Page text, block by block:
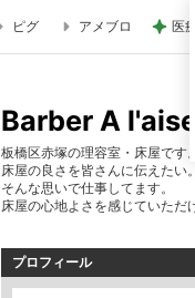
ピグ アメブロ 医
Barber A l'aise
板橋区赤塚の理容室・床屋です。
床屋の良さを皆さんに伝えたい。
そんな思いで仕事してます。
床屋の心地よさを感じていただ
プロフィール